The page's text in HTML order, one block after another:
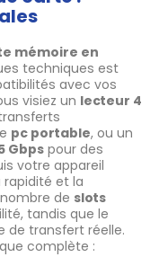
mémoire en
techniques est
avec vos
visiez un lecteur 4
pc portable, ou un
Gbps pour des
votre appareil
et la
de slots
tandis que le
de transfert réelle.
complète :